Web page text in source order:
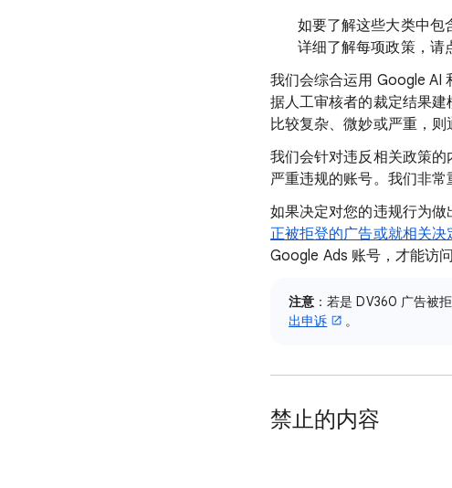
如要了解这些大类中包
详细了解每项政策，请
我们会综合运用 Google AI
据人工审核者的裁定结果
比较复杂、微妙或严重，则
我们会针对违反相关政策
严重违规的账号。我们非常
如果决定对您的违规行为
正被拒登的广告或就相关决
Google Ads 账号，才能访
注意 ：若是 DV360 广告被
出申诉
。
禁止的内容